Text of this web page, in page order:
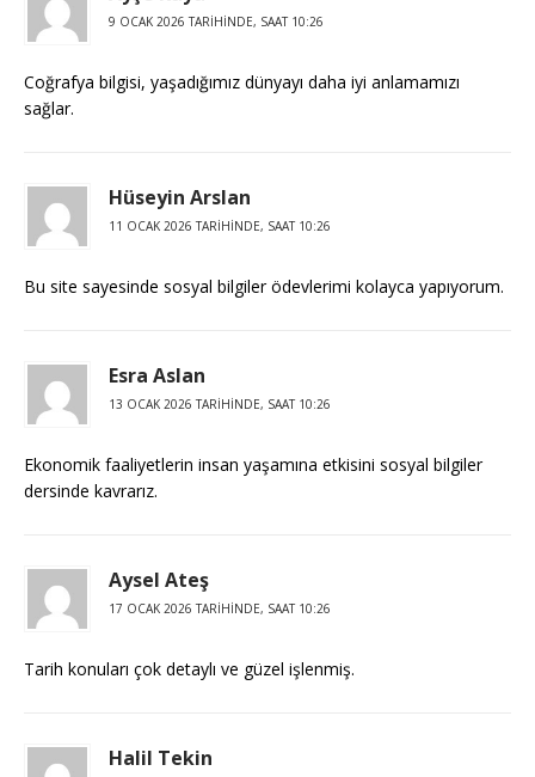
9 OCAK 2026 TARIHINDE, SAAT 10:26
Coğrafya bilgisi, yaşadığımız dünyayı daha iyi anlamamızı
sağlar.
Hüseyin Arslan
11 OCAK 2026 TARIHINDE, SAAT 10:26
Bu site sayesinde sosyal bilgiler ödevlerimi kolayca yapıyorum.
Esra Aslan
13 OCAK 2026 TARIHINDE, SAAT 10:26
Ekonomik faaliyetlerin insan yaşamına etkisini sosyal bilgiler
dersinde kavrarız.
Aysel Ateş
17 OCAK 2026 TARIHINDE, SAAT 10:26
Tarih konuları çok detaylı ve güzel işlenmiş.
Halil Tekin